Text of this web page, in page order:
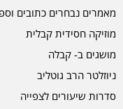
מאמרים נבחרים כתובים
מוזיקה חסידית קבלית
מושגים ב- קבלה
ניוזלטר הרב גוטליב
סדרות שיעורים לצפייה